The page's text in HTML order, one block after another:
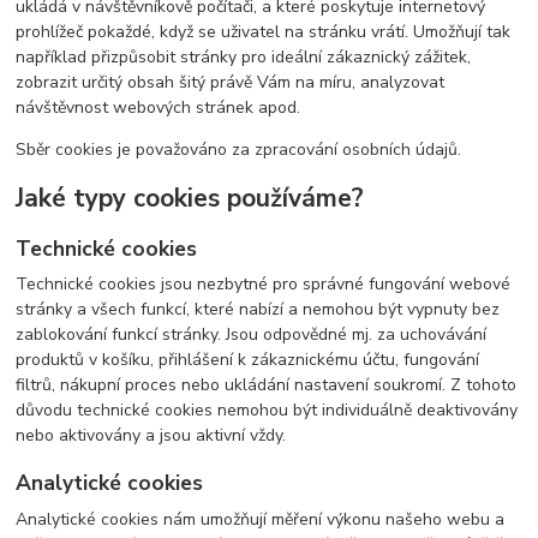
ukládá v návštěvníkově počítači, a které poskytuje internetový
prohlížeč pokaždé, když se uživatel na stránku vrátí. Umožňují tak
například přizpůsobit stránky pro ideální zákaznický zážitek,
zobrazit určitý obsah šitý právě Vám na míru, analyzovat
návštěvnost webových stránek apod.
Sběr cookies je považováno za zpracování osobních údajů.
Jaké typy cookies používáme?
Technické cookies
Technické cookies jsou nezbytné pro správné fungování webové
stránky a všech funkcí, které nabízí a nemohou být vypnuty bez
zablokování funkcí stránky. Jsou odpovědné mj. za uchovávání
produktů v košíku, přihlášení k zákaznickému účtu, fungování
filtrů, nákupní proces nebo ukládání nastavení soukromí. Z tohoto
důvodu technické cookies nemohou být individuálně deaktivovány
nebo aktivovány a jsou aktivní vždy.
Analytické cookies
Analytické cookies nám umožňují měření výkonu našeho webu a